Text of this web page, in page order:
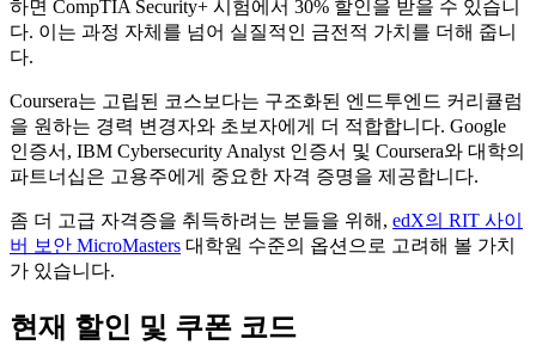
하면 CompTIA Security+ 시험에서 30% 할인을 받을 수 있습니
다. 이는 과정 자체를 넘어 실질적인 금전적 가치를 더해 줍니
다.
Coursera는 고립된 코스보다는 구조화된 엔드투엔드 커리큘럼
을 원하는 경력 변경자와 초보자에게 더 적합합니다. Google
인증서, IBM Cybersecurity Analyst 인증서 및 Coursera와 대학의
파트너십은 고용주에게 중요한 자격 증명을 제공합니다.
좀 더 고급 자격증을 취득하려는 분들을 위해, edX의 RIT 사이
버 보안 MicroMasters 대학원 수준의 옵션으로 고려해 볼 가치
가 있습니다.
현재 할인 및 쿠폰 코드